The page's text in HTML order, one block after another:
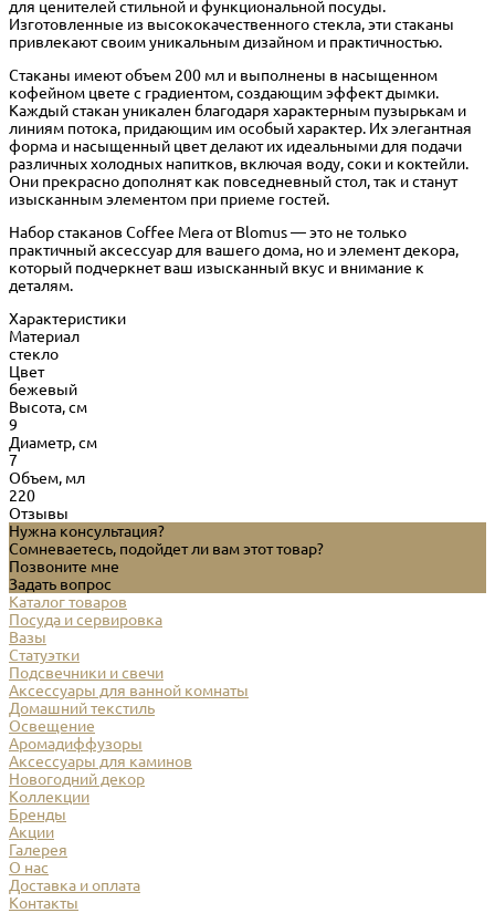
для ценителей стильной и функциональной посуды.
Изготовленные из высококачественного стекла, эти стаканы
привлекают своим уникальным дизайном и практичностью.​
Стаканы имеют объем 200 мл и выполнены в насыщенном
кофейном цвете с градиентом, создающим эффект дымки.
Каждый стакан уникален благодаря характерным пузырькам и
линиям потока, придающим им особый характер. Их элегантная
форма и насыщенный цвет делают их идеальными для подачи
различных холодных напитков, включая воду, соки и коктейли.
Они прекрасно дополнят как повседневный стол, так и станут
изысканным элементом при приеме гостей.​
Набор стаканов Coffee Mera от Blomus — это не только
практичный аксессуар для вашего дома, но и элемент декора,
который подчеркнет ваш изысканный вкус и внимание к
деталям.
Характеристики
Материал
стекло
Цвет
бежевый
Высота, см
9
Диаметр, см
7
Объем, мл
220
Отзывы
Нужна консультация?
Сомневаетесь, подойдет ли вам этот товар?
Позвоните мне
Задать вопрос
Каталог товаров
Посуда и сервировка
Вазы
Статуэтки
Подсвечники и свечи
Аксессуары для ванной комнаты
Домашний текстиль
Освещение
Аромадиффузоры
Аксессуары для каминов
Новогодний декор
Коллекции
Бренды
Акции
Галерея
О нас
Доставка и оплата
Контакты